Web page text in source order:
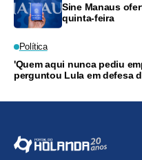
Sine Manaus
quinta-feira
Política
'Quem aqui nunca pediu
perguntou Lula em defesa